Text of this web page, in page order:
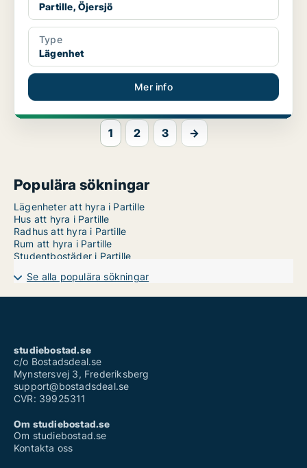
Partille, Öjersjö
Type
Lägenhet
Mer info
1 2 3 →
Populära sökningar
Lägenheter att hyra i Partille
Hus att hyra i Partille
Radhus att hyra i Partille
Rum att hyra i Partille
Studentbostäder i Partille
Se alla populära sökningar
studiebostad.se
c/o Bostadsdeal.se
Mynstersvej 3, Frederiksberg
support@bostadsdeal.se
CVR: 39925311
Om studiebostad.se
Om studiebostad.se
Kontakta oss